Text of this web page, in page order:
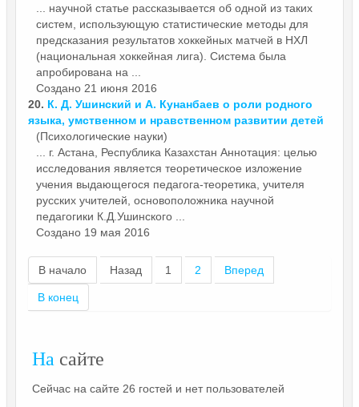
научной статье рассказывается об одной из таких
систем, использующую статистические методы для
предсказания результатов хоккейных матчей в НХЛ
(национальная хоккейная лига). Система была
апробирована на ...
Создано 21 июня 2016
20. К. Д. Ушинский и А. Кунанбаев о роли родного
языка, умственном и нравственном развитии детей
(Психологические науки)
... г. Астана, Республика Казахстан Аннотация: целью
исследования является теоретическое изложение
учения выдающегося педагога-теоретика, учителя
русских учителей, основоположника научной
педагогики К.Д.Ушинского ...
Создано 19 мая 2016
В начало Назад 1 2 Вперед
В конец
На сайте
Сейчас на сайте 26 гостей и нет пользователей